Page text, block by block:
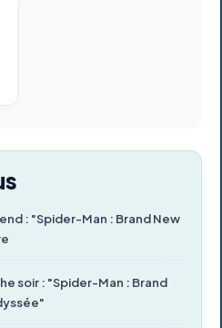
: "Spider-Man : Brand New
soir : "Spider-Man : Brand